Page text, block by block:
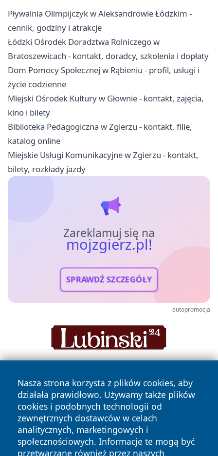
Pływalnia Olimpijczyk w Aleksandrowie Łódzkim -
cennik, godziny i atrakcje
Łódzki Ośrodek Doradztwa Rolniczego w
Bratoszewicach - kontakt, doradcy, szkolenia i dopłaty
Dom Pomocy Społecznej w Rąbieniu - profil, usługi i
życie codzienne
Miejski Ośrodek Kultury w Głownie - kontakt, zajęcia,
kino i bilety
Biblioteka Pedagogiczna w Zgierzu - kontakt, filie,
katalog online
Miejskie Usługi Komunikacyjne w Zgierzu - kontakt,
bilety, rozkłady jazdy
Zareklamuj się na
mojzgierz.pl!
SPRAWDŹ SZCZEGÓŁY
autopromocja
Nasza strona korzysta z plików cookies, aby
działała prawidłowo. Używamy także plików
cookies i podobnych technologii od
zewnętrznych dostawców w celach
analitycznych, marketingowych i
społecznościowych. Informacje te mogą być
przetwarzane również przez naszych
Copyright © 2026 mojzgierz.pl Wszystkie prawa zastrzeżone.